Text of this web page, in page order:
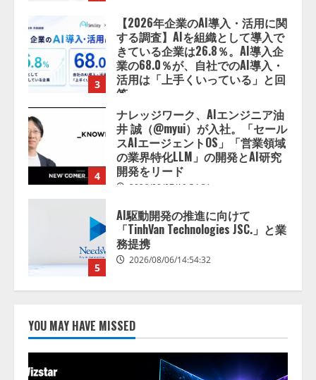
3
【2026年企業のAI導入・活用に関
する調査】AIを組織として導入で
きている企業は26.8％。AI導入企
業の68.0％が、自社でのAI導入・
活用は「上手くいっている」と回
答
4
ナレッジワーク、AIエンジニア油
井 誠（@myui）が入社。「セール
スAIエージェントOS」「営業領域
の業界特化LLM」の開発とAI研究
開発をリード
2026/08/07/10:54:31
5
AI駆動開発の推進に向けて
「TinhVan Technologies JSC.」と業
務提携
2026/08/06/14:54:32
1
スに関する記者発表会を開催
2026/08/07/17:53:45
YOU MAY HAVE MISSED